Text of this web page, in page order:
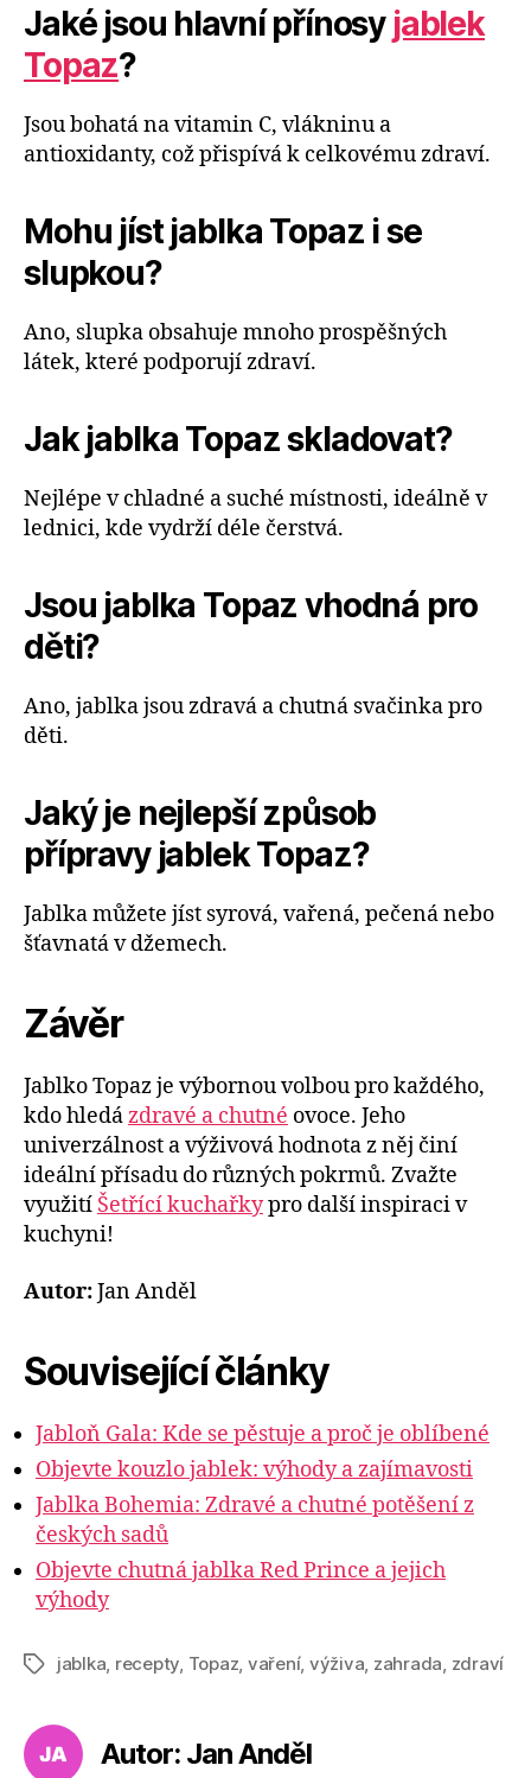
Jaké jsou hlavní přínosy jablek
Topaz?
Jsou bohatá na vitamin C, vlákninu a
antioxidanty, což přispívá k celkovému zdraví.
Mohu jíst jablka Topaz i se
slupkou?
Ano, slupka obsahuje mnoho prospěšných
látek, které podporují zdraví.
Jak jablka Topaz skladovat?
Nejlépe v chladné a suché místnosti, ideálně v
lednici, kde vydrží déle čerstvá.
Jsou jablka Topaz vhodná pro
děti?
Ano, jablka jsou zdravá a chutná svačinka pro
děti.
Jaký je nejlepší způsob
přípravy jablek Topaz?
Jablka můžete jíst syrová, vařená, pečená nebo
šťavnatá v džemech.
Závěr
Jablko Topaz je výbornou volbou pro každého,
kdo hledázdravé a chutné ovoce. Jeho
univerzálnost a výživová hodnota z něj činí
ideální přísadu do různých pokrmů. Zvažte
využití Šetřící kuchařkypro další inspiraci v
kuchyni!
Autor:Jan Anděl
Související články
Jabloň Gala: Kde se pěstuje a proč je oblíbené
Objevte kouzlo jablek: výhody a zajímavosti
Jablka Bohemia: Zdravé a chutné potěšení z
českých sadů
Objevte chutná jablka Red Prince a jejich
výhody
Štítkyjablka, recepty, Topaz, vaření, výživa, zahrada, zdraví
Autor: Jan Anděl